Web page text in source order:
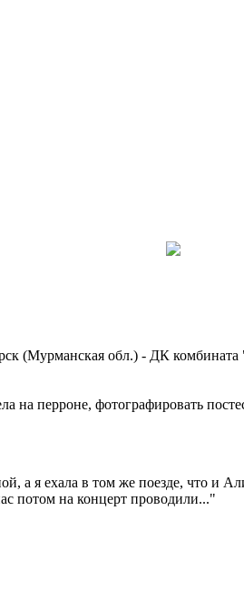
(Мурманская обл.) - ДК
перроне, фотографировать
а я ехала в том же поезде, что и
потом на концерт проводили..."